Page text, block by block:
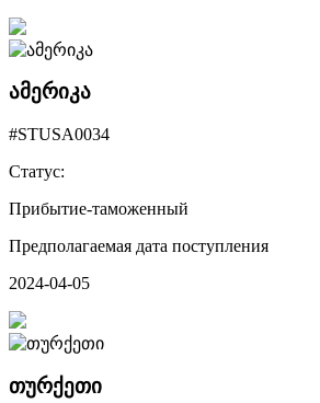
ამერიკა
#STUSA0034
Статус:
Прибытие-таможенный
Предполагаемая дата поступления
2024-04-05
თურქეთი